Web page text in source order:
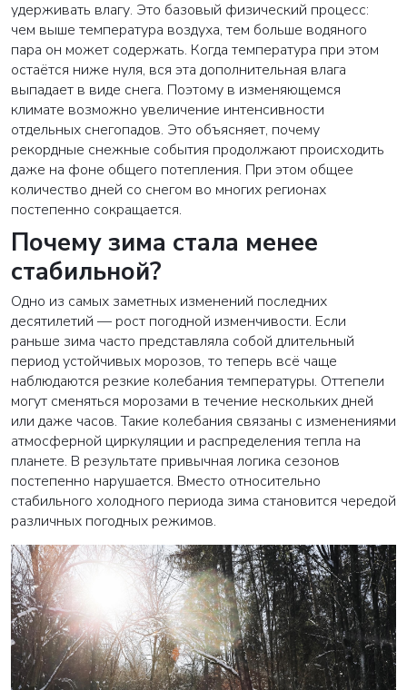
удерживать влагу. Это базовый физический процесс:
чем выше температура воздуха, тем больше водяного
пара он может содержать. Когда температура при этом
остаётся ниже нуля, вся эта дополнительная влага
выпадает в виде снега. Поэтому в изменяющемся
климате возможно увеличение интенсивности
отдельных снегопадов. Это объясняет, почему
рекордные снежные события продолжают происходить
даже на фоне общего потепления. При этом общее
количество дней со снегом во многих регионах
постепенно сокращается.
Почему зима стала менее
стабильной?
Одно из самых заметных изменений последних
десятилетий — рост погодной изменчивости. Если
раньше зима часто представляла собой длительный
период устойчивых морозов, то теперь всё чаще
наблюдаются резкие колебания температуры. Оттепели
могут сменяться морозами в течение нескольких дней
или даже часов. Такие колебания связаны с изменениями
атмосферной циркуляции и распределения тепла на
планете. В результате привычная логика сезонов
постепенно нарушается. Вместо относительно
стабильного холодного периода зима становится чередой
различных погодных режимов.